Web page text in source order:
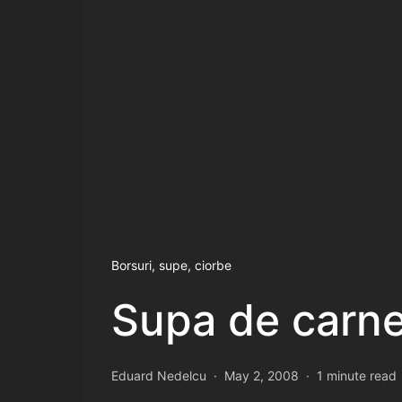
Borsuri, supe, ciorbe
Supa de
Eduard Nedelcu May 2, 2008 1 minute read